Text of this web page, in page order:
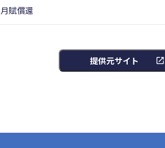
月賦償還
提供元サイト